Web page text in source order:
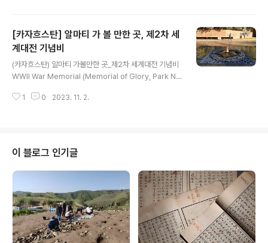
당이 많다 하더라도 조식으로 먹는 기분은 또 다르고(나이
먹었나보다..), 광장을 내려다 볼 수 있는 야외 루프탑 레스
토랑이 호프집마냥 캐주얼하게 흥겨운 분위기다. 저녁 때
는 라이브 연주도 해 준다. 가격대는 타슈켄트 물가를 생각
하면 중상 정도. 위치도 좋다. 숙소 근처에서 혹시나 여유가
되면 들를 만한 곳을 찾기 위해 인근 지역 구글 리뷰를 검색
[카자흐스탄] 알마티 가 볼 만한 곳, 제2차 세
계대전 기념비
(카자흐스탄) 알마티 가볼만한 곳_제2차 세계대전 기념비
WWII War Memorial (Memorial of Glory, Park Na
가 현재의 적으로 제2차 세계대전과 관련된 기념비, 또는
장군 이름을 따서 만든 공원이다. 전쟁기념물들이 으레 그
렇듯, 그리고 구 소련 기념물들이 보통 그렇듯, 선 굵은 대
형 청동상, 꺼지지 않는 불꽃 조형물 등과 함께 일명 ‘소비
에트의 별’이 곳곳에 새겨져 있다. 한 쪽 섹션은 1917년부
터 1921년까지 러시아혁명에 대한..
1 0 2023. 11. 2.
이 블로그 인기글